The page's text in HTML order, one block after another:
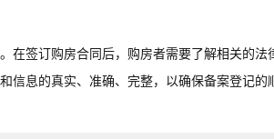
在签订购房合同后，购房者需要了解相关的
息的真实、准确、完整，以确保备案登记的